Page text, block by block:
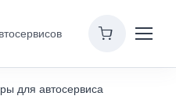
для автосервиса